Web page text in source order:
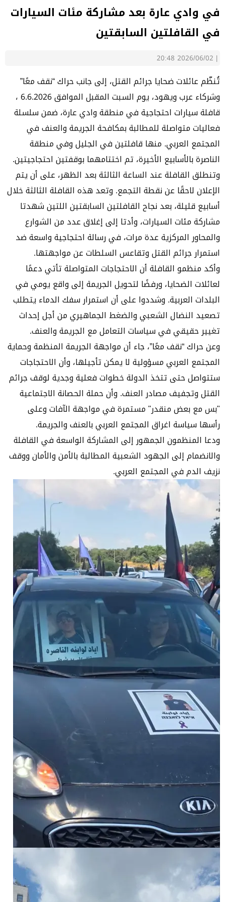
في وادي عارة بعد مشاركة مئات السيارات
في القافلتين السابقتين
|
2026/06/02 20:48
تُنظّم عائلات ضحايا جرائم القتل، إلى جانب حراك “نقف معًا”
وشركاء عرب ويهود، يوم السبت المقبل الموافق 6.6.2026 ،
قافلة سيارات احتجاجية في منطقة وادي عارة، ضمن سلسلة
فعاليات متواصلة للمطالبة بمكافحة الجريمة والعنف في
المجتمع العربي. منها قافلتين في الجليل وفي منطقة
الناصرة بالأسابيع الأخيرة، تم اختتامهما بوقفتين احتجاجيتين.
وتنطلق القافلة عند الساعة الثالثة بعد الظهر، على أن يتم
الإعلان لاحقًا عن نقطة التجمع. وتعد هذه القافلة الثالثة خلال
أسابيع قليلة، بعد نجاح القافلتين السابقتين اللتين شهدتا
مشاركة مئات السيارات، وأدتا إلى إغلاق عدد من الشوارع
والمحاور المركزية عدة مرات، في رسالة احتجاجية واسعة ضد
استمرار جرائم القتل وتقاعس السلطات عن مواجهتها.
وأكد منظمو القافلة أن الاحتجاجات المتواصلة تأتي دعمًا
لعائلات الضحايا، ورفضًا لتحويل الجريمة إلى واقع يومي في
البلدات العربية. وشددوا على أن استمرار سفك الدماء يتطلب
تصعيد النضال الشعبي والضغط الجماهيري من أجل إحداث
تغيير حقيقي في سياسات التعامل مع الجريمة والعنف.
وعن حراك “نقف معًا”، جاء أن مواجهة الجريمة المنظمة وحماية
المجتمع العربي مسؤولية لا يمكن تأجيلها، وأن الاحتجاجات
ستتواصل حتى تتخذ الدولة خطوات فعلية وجدية لوقف جرائم
القتل وتجفيف مصادر العنف. وأن حملة الحصانة الاجتماعية
"بس مع بعض منقدر" مستمرة في مواجهة الآفات وعلى
رأسها سياسة اغراق المجتمع العربي بالعنف والجريمة.
ودعا المنظمون الجمهور إلى المشاركة الواسعة في القافلة
والانضمام إلى الجهود الشعبية المطالبة بالأمن والأمان ووقف
نزيف الدم في المجتمع العربي.